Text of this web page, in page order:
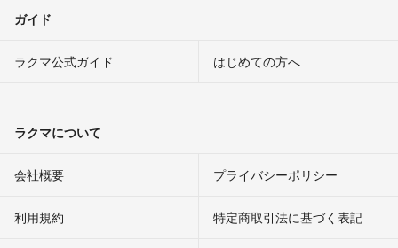
ガイド
ラクマ公式ガイド はじめての方へ
ラクマについて
会社概要 プライバシーポリシー
利用規約 特定商取引法に基づく表記